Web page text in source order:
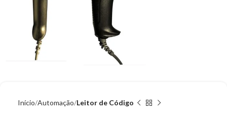
Início Automação Leitor de Código